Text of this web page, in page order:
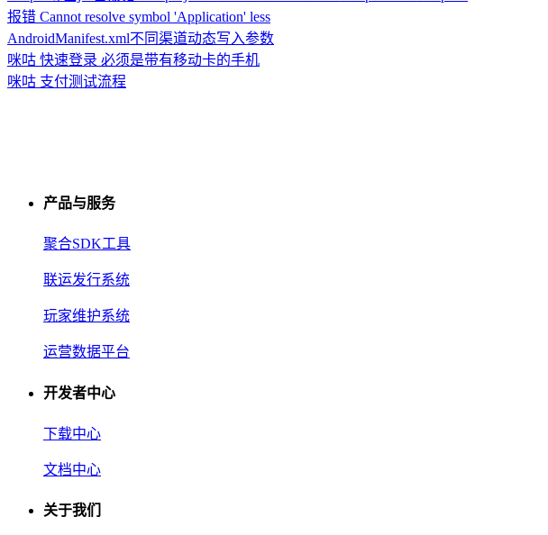
报错 Cannot resolve symbol 'Application' less
AndroidManifest.xml不同渠道动态写入参数
咪咕 快速登录 必须是带有移动卡的手机
咪咕 支付测试流程
产品与服务
聚合SDK工具
联运发行系统
玩家维护系统
运营数据平台
开发者中心
下载中心
文档中心
关于我们